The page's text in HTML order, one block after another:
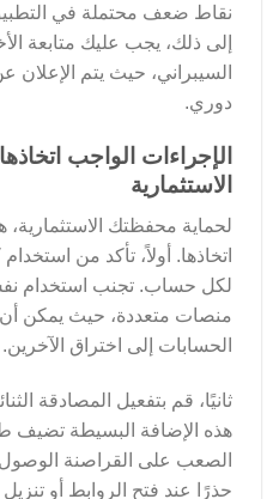
نقاط ضعف محتملة في
إلى ذلك، يجب عليك متابعة
السيبراني، حيث يتم الإعلان
دوري.
الإجراءات الواجب
الاستثمارية
لحماية محفظتك
اتخاذها. أولاً، تأكد من
لكل حساب. تجنب استخدام
منصات متعددة، حيث يمكن أن
الحسابات إلى اختراق الآخرين.
ثانيًا، قم بتفعيل المصادقة
هذه الإضافة البسيطة تضيف
الصعب على القراصنة
حذرًا عند فتح الروابط أو